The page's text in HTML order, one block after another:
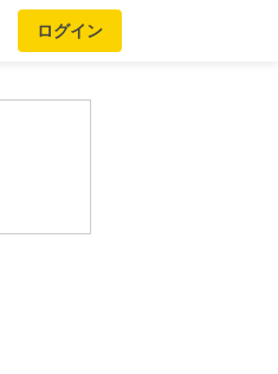
ログイン